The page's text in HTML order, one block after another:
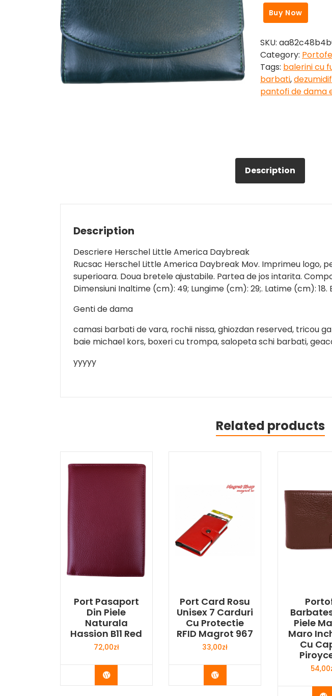
Buy Now
SKU:
Category:
Tags: balerini cu
barbati,
pantofi de dama
Description
Description
Descriere Herschel Little America Daybreak
Rucsac Herschel Little America Daybreak Mov. Imprimeu logo,
superioara. Doua bretele ajustabile. Partea de jos intarita.
Dimensiuni Inaltime (cm): 49; Lungime (cm): 29;. Latime (cm):
Genti de dama
camasi barbati de vara, rochii nissa, ghiozdan reserved, tricou
baie michael kors, boxeri cu trompa, salopeta schi barbati,
yyyyy
Related products
Port Pasaport
Din Piele
Naturala
Hassion B11 Red
72,00zł
Buy Now
Port Card Rosu
Unisex 7 Carduri
Cu Protectie
RFID Magrot 967
33,00zł
Buy Now
Piele
Maro
Cu
54,00